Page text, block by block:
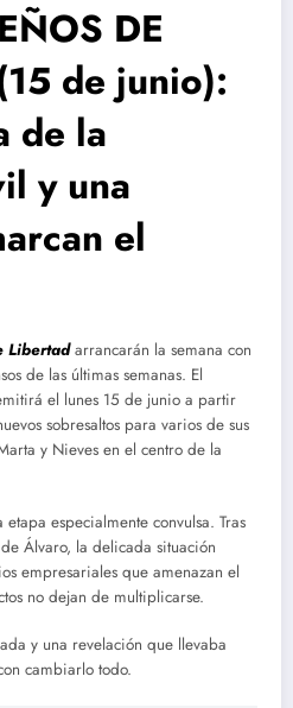
DE
de junio):
de la
y una
el
Libertadarrancarán la semana con
de las últimas semanas. El
el lunes 15 de junio a partir
sobresaltos para varios de sus
y Nieves en el centro de la
especialmente convulsa. Tras
Álvaro, la delicada situación
empresariales que amenazan el
no dejan de multiplicarse.
y una revelación que llevaba
cambiarlo todo.